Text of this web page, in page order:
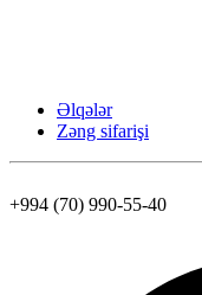
Əlqələr
Zəng sifarişi
+994 (70) 990-55-40